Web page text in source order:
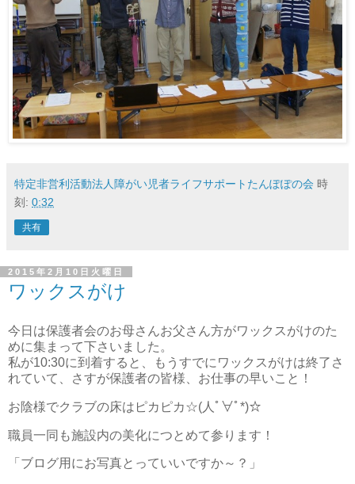
特定非営利活動法人障がい児者ライフサポートたんぽぽの会 時
刻: 0:32
共有
2015年2月10日火曜日
ワックスがけ
今日は保護者会のお母さんお父さん方がワックスがけのた
めに集まって下さいました。
私が10:30に到着すると、もうすでにワックスがけは終了さ
れていて、さすが保護者の皆様、お仕事の早いこと！
お陰様でクラブの床はピカピカ☆(人ﾟ∀ﾟ*)☆
職員一同も施設内の美化につとめて参ります！
「ブログ用にお写真とっていいですか～？」